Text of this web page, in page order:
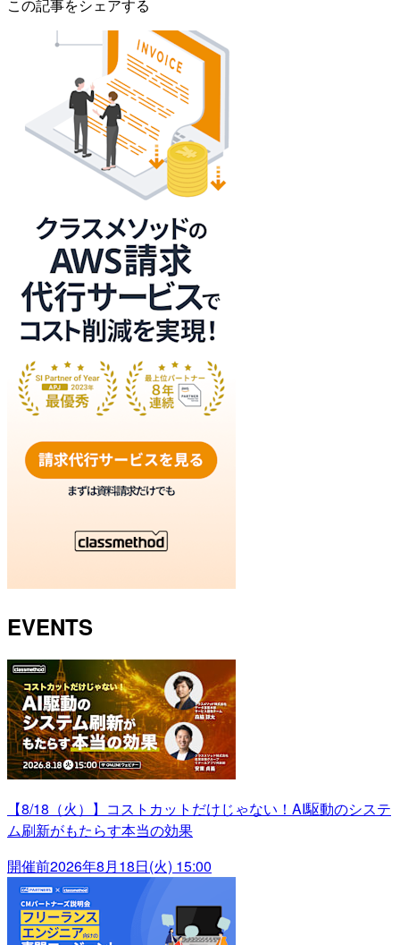
この記事をシェアする
EVENTS
【8/18（火）】コストカットだけじゃない！AI駆動のシステ
ム刷新がもたらす本当の効果
開催前2026年8月18日(火) 15:00